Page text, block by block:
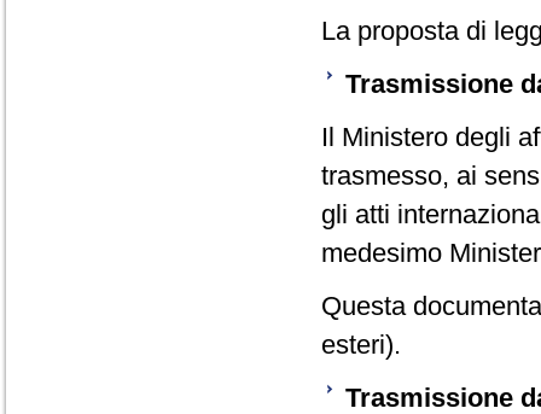
La proposta di
Trasmissione
Il Ministero degli
trasmesso, ai
gli atti
medesimo
Questa
esteri).
Trasmissione